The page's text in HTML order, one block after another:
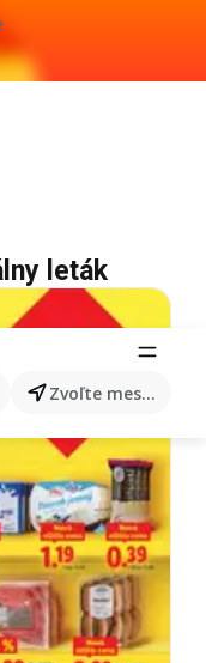
Zvoľte mesto
leták